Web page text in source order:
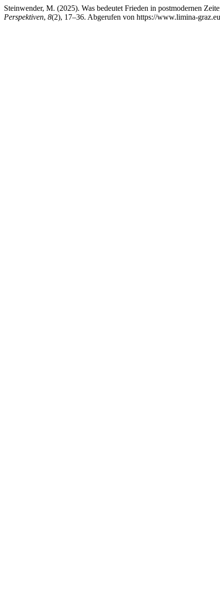
Steinwender, M. (2025). Was bedeutet Frieden in postmodernen
Perspektiven, 8(2), 17–36. Abgerufen von https://www.limina-